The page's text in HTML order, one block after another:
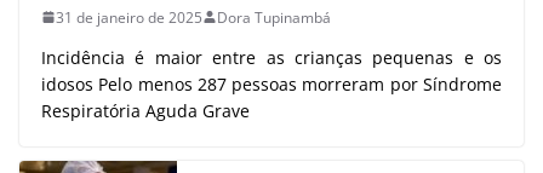
31 de janeiro de 2025 Dora Tupinambá
Incidência é maior entre as crianças pequenas e os
idosos Pelo menos 287 pessoas morreram por Síndrome
Respiratória Aguda Grave